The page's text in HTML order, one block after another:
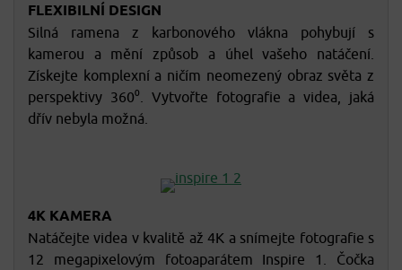
FLEXIBILNÍ DESIGN
Silná ramena z karbonového vlákna pohybují s
kamerou a mění způsob a úhel vašeho natáčení.
Získejte komplexní a ničím neomezený obraz světa z
perspektivy 360⁰. Vytvořte fotografie a videa, jaká
dřív nebyla možná.
4K KAMERA
Natáčejte videa v kvalitě až 4K a snímejte fotografie s
12 megapixelovým fotoaparátem Inspire 1. Čočka